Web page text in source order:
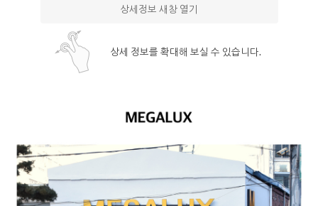
상세정보 새창 열기
상세 정보를 확대해 보실 수 있습니다.